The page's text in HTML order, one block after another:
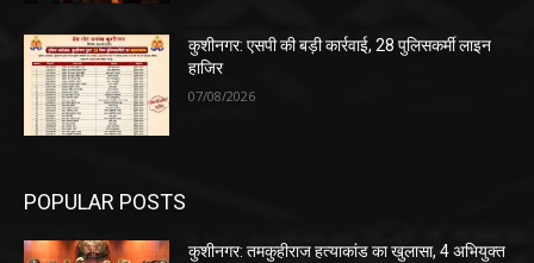
कुशीनगर: एसपी की बड़ी कार्रवाई, 28 पुलिसकर्मी लाइन
हाजिर
07/08/2026
POPULAR POSTS
कुशीनगर: तमकुहीराज हत्याकांड का खुलासा, 4 अभियुक्त